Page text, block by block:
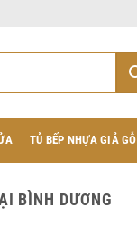
TỦ BẾP NHỰA GIẢ GỖ
BÌNH DƯƠNG